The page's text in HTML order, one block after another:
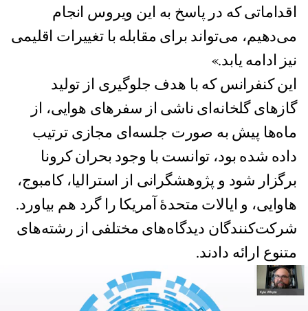
اقداماتی که در پاسخ به این ویروس انجام
می‌دهیم، می‌تواند برای مقابله با تغییرات اقلیمی
نیز ادامه یابد.»
این کنفرانس که با هدف جلوگیری از تولید
گاز‌های گلخانه‌ای ناشی از سفرهای هوایی، از
ماه‌ها پیش به صورت جلسه‌‌ای مجازی ترتیب
داده شده بود، توانست با وجود بحران کرونا
برگزار شود و پژوهشگرانی از استرالیا، کامبوج،
هاوایی، و ایالات متحدهٔ آمریکا را گرد هم بیاورد.
شرکت‌کنندگان دیدگاه‌های مختلفی از رشته‌های
متنوع ارائه دادند.